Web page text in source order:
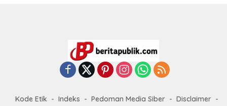
Kode Etik Indeks Pedoman Media Siber
Disclaimer